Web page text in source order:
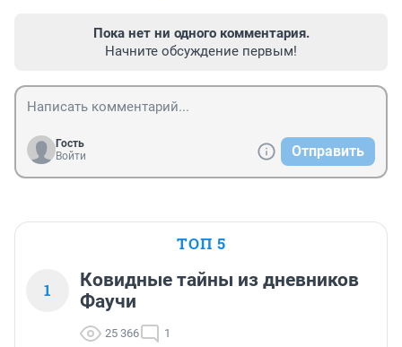
Пока нет ни одного комментария.
Начните обсуждение первым!
Гость
Войти
Отправить
ТОП 5
1
Ковидные тайны из дневников
Фаучи
25 366 1